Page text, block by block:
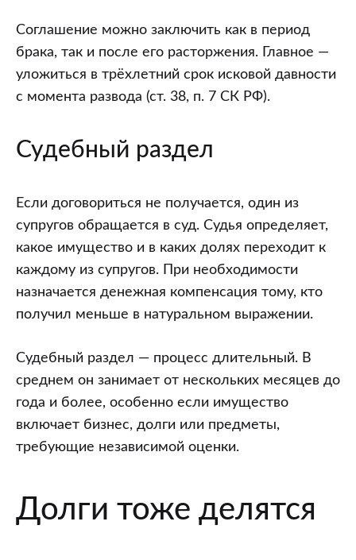
Соглашение можно заключить как в период
брака, так и после его расторжения. Главное —
уложиться в трёхлетний срок исковой давности
с момента развода (ст. 38, п. 7 СК РФ).
Судебный раздел
Если договориться не получается, один из
супругов обращается в суд. Судья определяет,
какое имущество и в каких долях переходит к
каждому из супругов. При необходимости
назначается денежная компенсация тому, кто
получил меньше в натуральном выражении.
Судебный раздел — процесс длительный. В
среднем он занимает от нескольких месяцев до
года и более, особенно если имущество
включает бизнес, долги или предметы,
требующие независимой оценки.
Долги тоже делятся